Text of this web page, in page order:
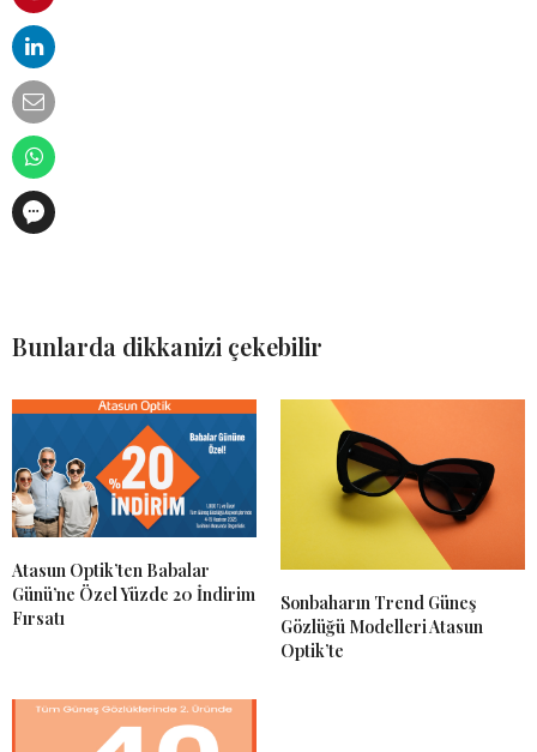
Bunlarda dikkanizi çekebilir
Atasun Optik’ten Babalar
Günü’ne Özel Yüzde 20 İndirim
Fırsatı
Sonbaharın Trend Güneş
Gözlüğü Modelleri Atasun
Optik’te